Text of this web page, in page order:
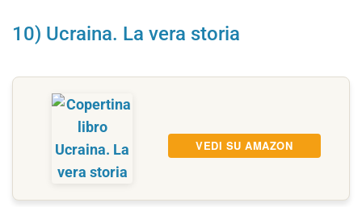
10) Ucraina. La vera storia
VEDI SU AMAZON